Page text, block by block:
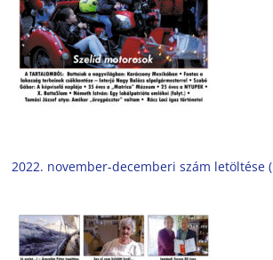
2022. november-decemberi szám letöltése